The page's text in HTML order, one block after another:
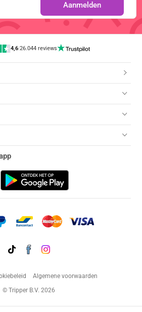
Aanmelden
4,6 |26.044 reviews
Algemene voorwaarden
© Tripper B.V. 2026